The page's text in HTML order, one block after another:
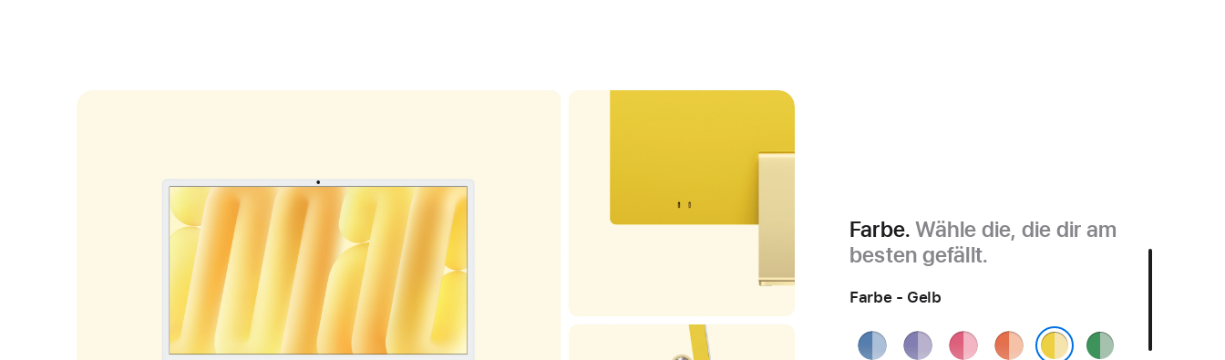
Farbe. Wähle die, die dir am
besten gefällt.
Farbe - Gelb
Blau Violett Pink Orange Grün